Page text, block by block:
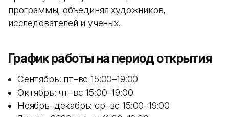
программы, объединяя художников,
исследователей и ученых.
График работы на период открытия
Сентябрь: пт–вс 15:00–19:00
Октябрь: чт–вс 15:00–19:00
Ноябрь–декабрь: ср–вс 15:00–19:00